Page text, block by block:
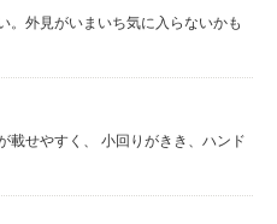
。外見がいまいち気に入らないかも
載せやすく、 小回りがきき、ハンド